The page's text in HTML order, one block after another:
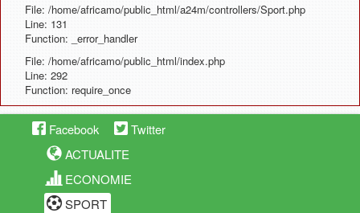
File: /home/africamo/public_html/a24m/controllers/Sport.php
Line: 131
Function: _error_handler
File: /home/africamo/public_html/index.php
Line: 292
Function: require_once
Facebook
Twitter
ACTUALITE
ECONOMIE
SPORT